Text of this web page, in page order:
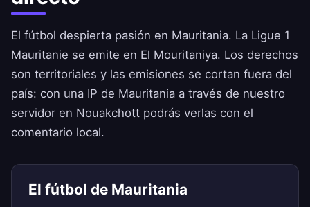
El fútbol despierta pasión en Mauritania. La Ligue 1
Mauritanie se emite en El Mouritaniya. Los derechos
son territoriales y las emisiones se cortan fuera del
país: con una IP de Mauritania a través de nuestro
servidor en Nouakchott podrás verlas con el
comentario local.
El fútbol de Mauritania